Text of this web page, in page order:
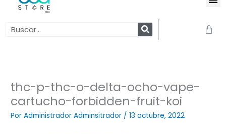
Search
thc-p-thc-o-delta-ocho-vape-
cartucho-forbidden-fruit-koi
PorAdministrador Adminsitrador /13 octubre, 2022